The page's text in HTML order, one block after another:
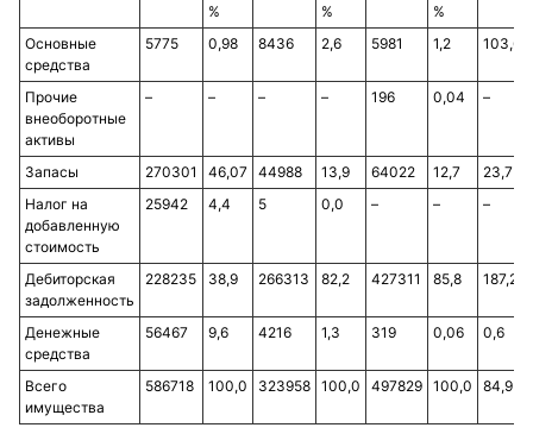
%
%
%
Основные
средства
5775 0,98 8436 2,6 5981 1,2 103,6
Прочие
внеоборотные
активы
– – – – 196 0,04 –
Запасы 270301 46,07 44988 13,9 64022 12,7
23,7
Налог на
добавленную
стоимость
25942 4,4 5 0,0 – – –
Дебиторская
задолженность
228235 38,9 266313 82,2 427311 85,8 187,2
Денежные
средства
56467 9,6 4216 1,3 319 0,06 0,6
Всего
имущества
586718 100,0 323958 100,0 497829 100,0 84,9